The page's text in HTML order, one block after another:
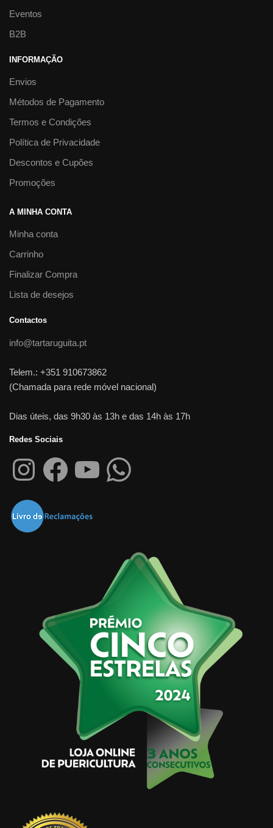
Eventos
B2B
INFORMAÇÃO
Envios
Métodos de Pagamento
Termos e Condições
Política de Privacidade
Descontos e Cupões
Promoções
A MINHA CONTA
Minha conta
Carrinho
Finalizar Compra
Lista de desejos
Contactos
info@tartaruguita.pt
Telem.: +351 910673862
(Chamada para rede móvel nacional)
Dias úteis, das 9h30 às 13h e das 14h às 17h
Redes Sociais